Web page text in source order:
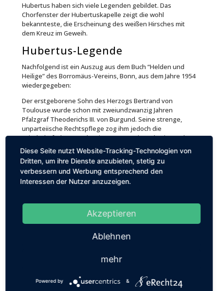
Hubertus haben sich viele Legenden gebildet. Das
Chorfenster der Hubertuskapelle zeigt die wohl
bekannteste, die Erscheinung des weißen Hirsches mit
dem Kreuz im Geweih.
Hubertus-Legende
Nachfolgend ist ein Auszug aus dem Buch “Helden und
Heilige” des Borromäus-Vereins, Bonn, aus dem Jahre 1954
wiedergegeben:
Der erstgeborene Sohn des Herzogs Bertrand von
Toulouse wurde schon mit zweiundzwanzig Jahren
Pfalzgraf Theoderichs III. von Burgund. Seine strenge,
unparteiische Rechtspflege zog ihm jedoch die
Feindschaft des gewalttätigen Hausmeiers Ebroin zu, der
durch ein listiges Ränkespiel den Nebenbuhler vom Hofe
verdrängte. Um sein Leben zu retten, floh Hubertus zu
seinem Oheim Pipin von Heristal, dem mächtigen
Beherrscher des östlichen Frankenreiches. Zum Siege
Pipins über Theoderich bei Testry leistete er Waffenhilfe
Palastbeamten und mit der Hand der Grafentochter
Floribana von Löwen belohnt. In Tervueren genossen
beide ihr junges Glück, doch starb Floribana schon bei der
Ablenkung von seinem Leid, wurde aber durch die
über den Dingen dieser Welt nicht das jenseitige Ziel des
Ämter nieder, verschenkte sein Vermögen, verzichtete auf
sein Herzogtum und zog sich nach Maastricht zurück, wo
Diese Seite nutzt Website-Tracking-Technologien von
Dritten, um ihre Dienste anzubieten, stetig zu
verbessern und Werbung entsprechend den
Interessen der Nutzer anzuzeigen.
Akzeptieren
Ablehnen
mehr
Powered by &